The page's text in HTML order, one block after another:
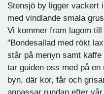
Stensjö by ligger vackert
med vindlande smala
Vi kommer fram lagom
"Bondesallad med rökt
står på menyn samt
tar guiden oss med på
byn, där kor, får och
anpassar rundan efter